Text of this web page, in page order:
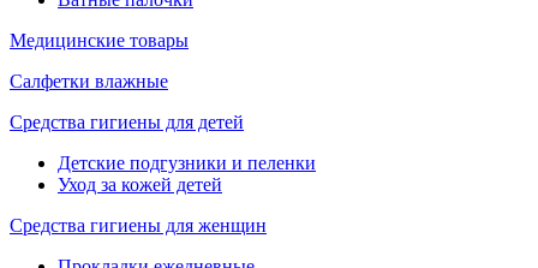
Медицинские товары
Салфетки влажные
Средства гигиены для детей
Детские подгузники и пеленки
Уход за кожей детей
Средства гигиены для женщин